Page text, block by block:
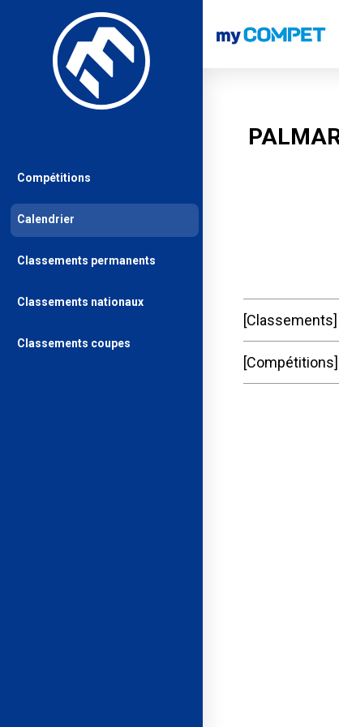
Classements
Compétitions
Compétitions
Calendrier
Classements permanents
Classements nationaux
Classements coupes